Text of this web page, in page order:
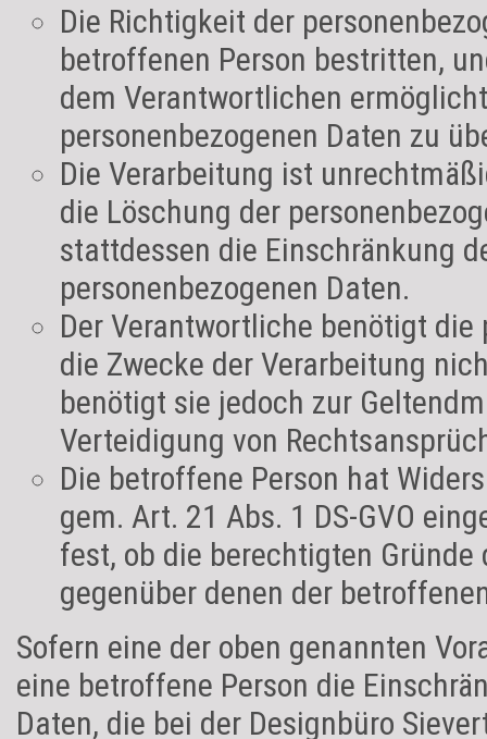
Die Richtigkeit der
betroffenen Person bestritten,
dem Verantwortlichen
personenbezogenen Daten zu
Die Verarbeitung ist
die Löschung der
stattdessen die Einschränkung
personenbezogenen Daten.
Der Verantwortliche benötigt
die Zwecke der Verarbeitung
benötigt sie jedoch zur
Verteidigung von
Die betroffene Person hat
gem. Art. 21 Abs. 1 DS-GVO
fest, ob die berechtigten
gegenüber denen der
Sofern eine der oben genannten
eine betroffene Person die
Daten, die bei der Designbüro